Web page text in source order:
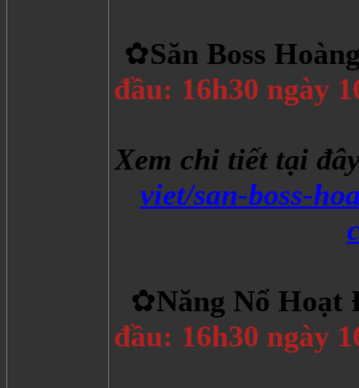
✿Săn Boss
đầu: 16h30 ngày
Xem chi tiết tại
viet/san-boss-
✿Năng Nổ
đầu: 16h30 ngày